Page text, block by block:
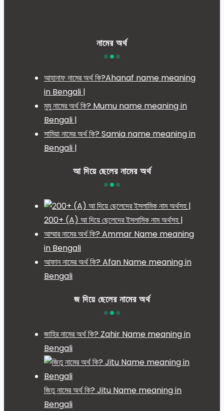
নামের অর্থ
আহানাফ নামের অর্থ কি?Ahanaf name meaning
in Bengali |
মুমু নামের অর্থ কি? Mumu name meaning in
Bengali |
সামিয়া নামের অর্থ কি? Samia name meaning in
Bengali |
আ দিয়ে ছেলের নামের অর্থ
200+ (A) আ দিয়ে ছেলেদের ইসলামিক নাম অর্থসহ |
আম্মার নামের অর্থ কি? Ammar Name meaning
in Bengali
আফান নামের অর্থ কি? Afan Name meaning in
Bengali
জ দিয়ে ছেলের নামের অর্থ
জাহির নামের অর্থ কি? Zahir Name meaning in
Bengali
জিতু নামের অর্থ কি? Jitu Name meaning in
Bengali